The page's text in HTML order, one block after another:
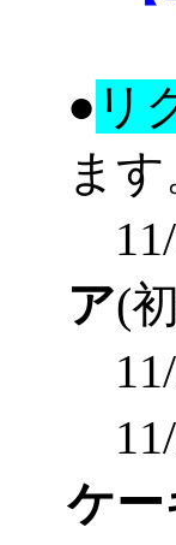
● リ
ます
11/
ア(
11/
11/
ケー